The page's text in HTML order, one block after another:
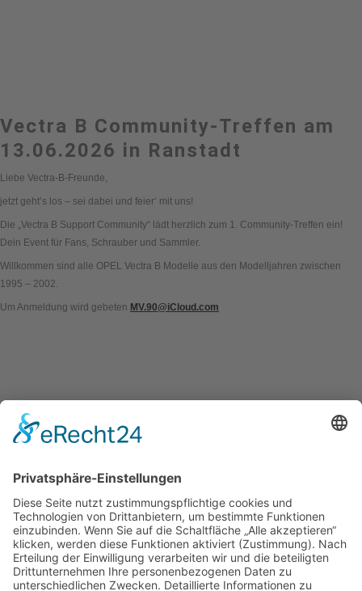
Vectra B Community-Treffen am
13.06.2026 in Ranstadt
Liebe Vectra-B-Freunde,
jetzt geht’s los – sei dabei und feier‘ mit uns!
Die „Vectra B Support Community“ lädt herzlich zum 1. Community-Treffen ein!
Dein Event für Fans, Schrauber und Sammler.
Willkommen sind alle OPEL Vectra B Modelle aus den Modelljahren zwischen
1995 – 2002.
Um Anmeldung wird gebeten MV.90@iCloud.com
Impressum
Mitgliederbereich
Umsetzung:DOUBLE-A-DESIGN